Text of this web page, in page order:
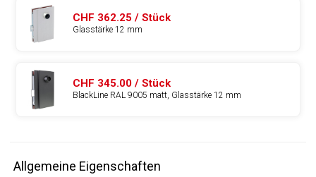
CHF 362.25 / Stück
Glasstärke 12 mm
CHF 345.00 / Stück
BlackLine RAL 9005 matt, Glasstärke 12 mm
Allgemeine Eigenschaften